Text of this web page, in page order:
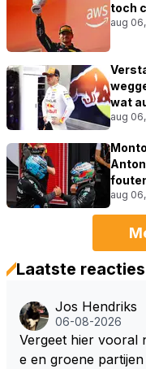
toch
aug
wat
aug 06,
aug
Laatste reacties
Jos Hendriks
06-08-2026
Vergeet hier vooral
e en groene